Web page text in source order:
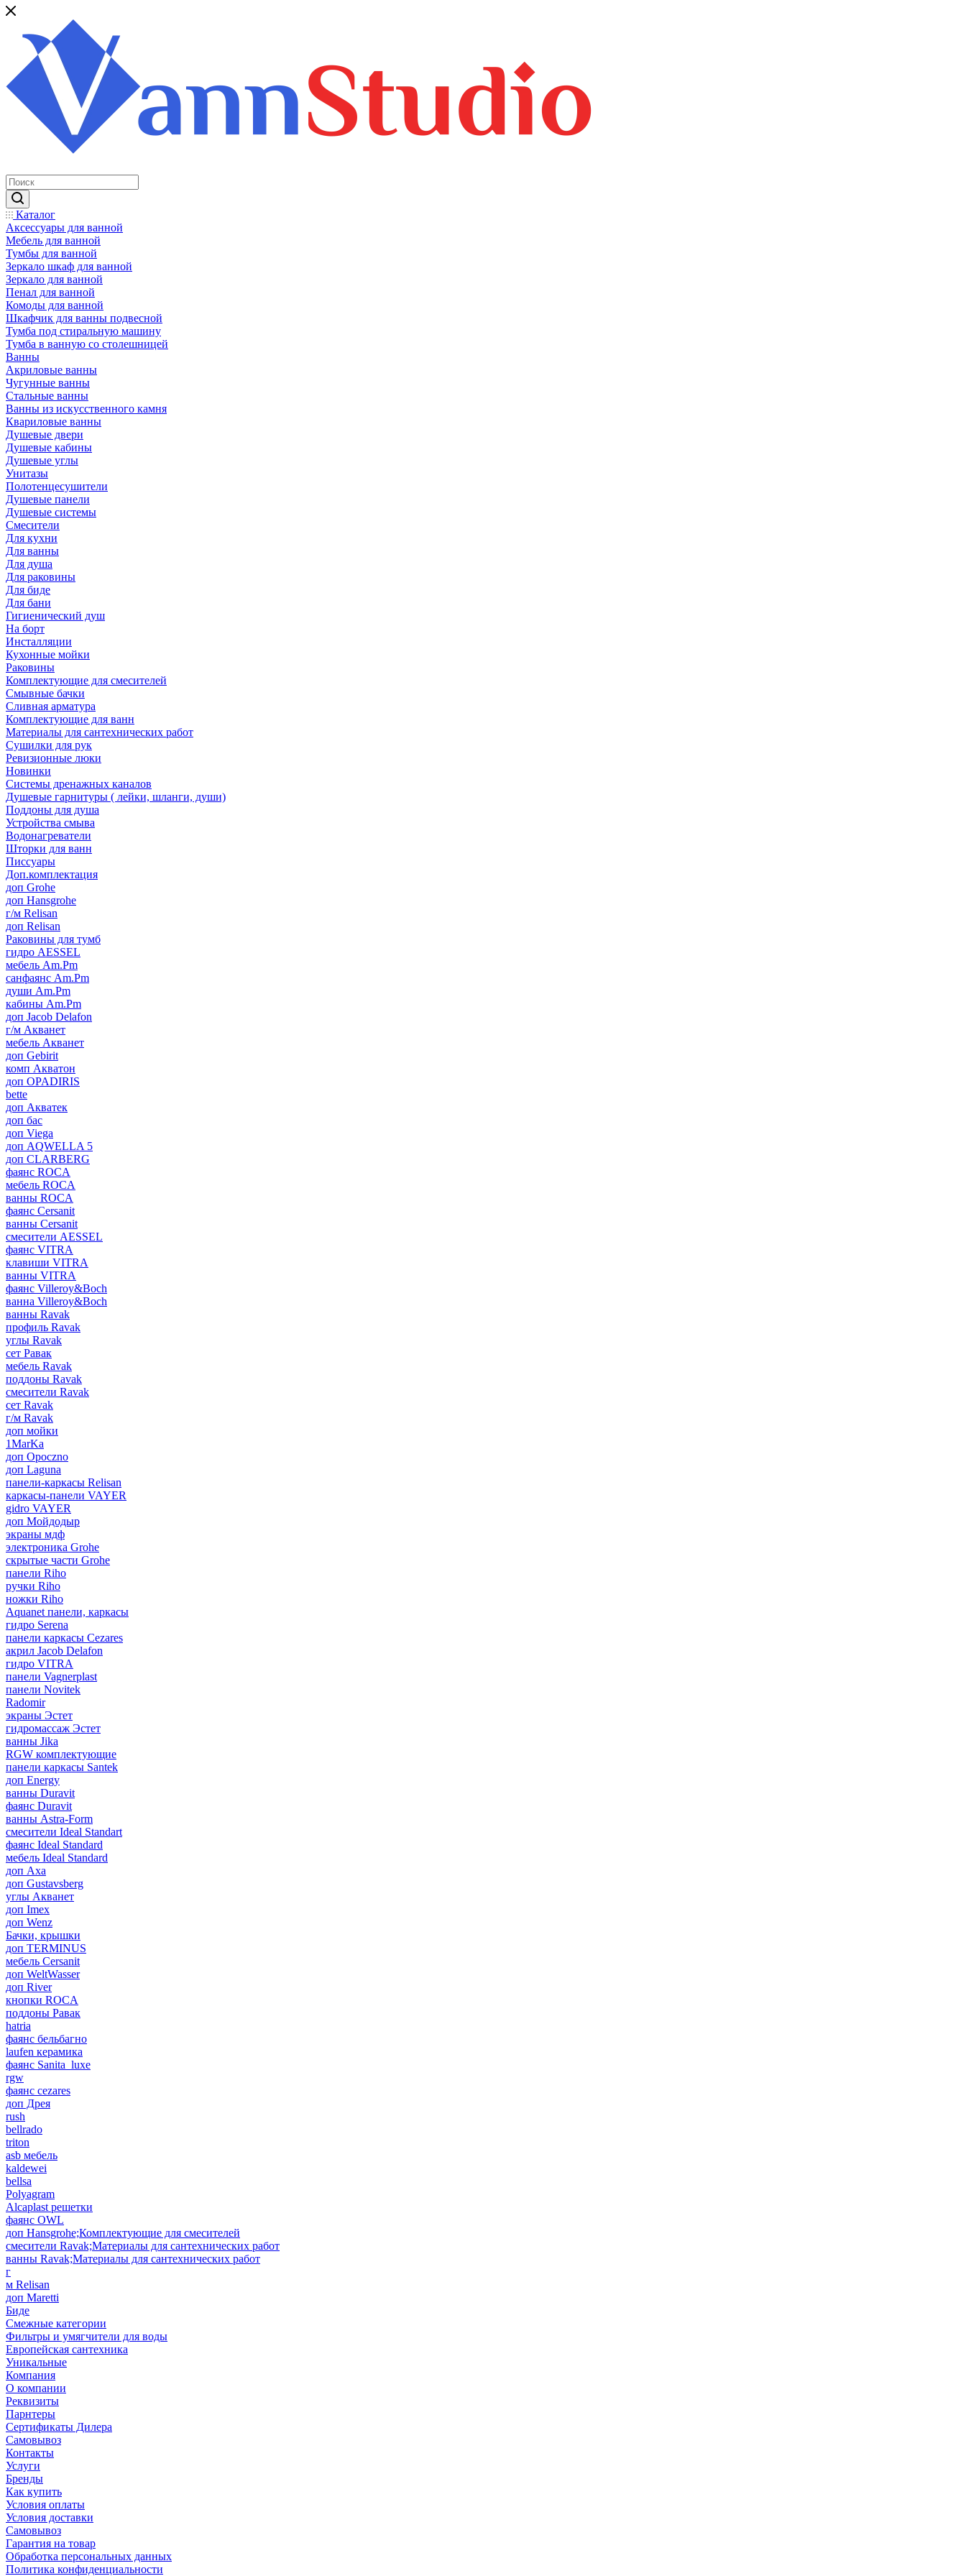
Каталог
Аксессуары для ванной
Мебель для ванной
Тумбы для ванной
Зеркало шкаф для ванной
Зеркало для ванной
Пенал для ванной
Комоды для ванной
Шкафчик для ванны подвесной
Тумба под стиральную машину
Тумба в ванную со столешницей
Ванны
Акриловые ванны
Чугунные ванны
Стальные ванны
Ванны из искусственного камня
Квариловые ванны
Душевые двери
Душевые кабины
Душевые углы
Унитазы
Полотенцесушители
Душевые панели
Душевые системы
Смесители
Для кухни
Для ванны
Для душа
Для раковины
Для биде
Для бани
Гигиенический душ
На борт
Инсталляции
Кухонные мойки
Раковины
Комплектующие для смесителей
Смывные бачки
Сливная арматура
Комплектующие для ванн
Материалы для сантехнических работ
Сушилки для рук
Ревизионные люки
Новинки
Системы дренажных каналов
Душевые гарнитуры ( лейки, шланги, души)
Поддоны для душа
Устройства смыва
Водонагреватели
Шторки для ванн
Писсуары
Доп.комплектация
доп Grohe
доп Hansgrohe
г/м Relisan
доп Relisan
Раковины для тумб
гидро AESSEL
мебель Am.Pm
санфаянс Am.Pm
души Am.Pm
кабины Am.Pm
доп Jacob Delafon
г/м Акванет
мебель Акванет
доп Gebirit
комп Акватон
доп OPADIRIS
bette
доп Акватек
доп бас
доп Viega
доп AQWELLA 5
доп CLARBERG
фаянс ROCA
мебель ROCA
ванны ROCA
фаянс Cersanit
ванны Cersanit
смесители AESSEL
фаянс VITRA
клавиши VITRA
ванны VITRA
фаянс Villeroy&Boch
ванна Villeroy&Boch
ванны Ravak
профиль Ravak
углы Ravak
сет Равак
мебель Ravak
поддоны Ravak
смесители Ravak
сет Ravak
г/м Ravak
доп мойки
1MarKa
доп Opoczno
доп Laguna
панели-каркасы Relisan
каркасы-панели VAYER
gidro VAYER
доп Мойдодыр
экраны мдф
электроника Grohe
скрытые части Grohe
панели Riho
ручки Riho
ножки Riho
Aquanet панели, каркасы
гидро Serena
панели каркасы Cezares
акрил Jacob Delafon
гидро VITRA
панели Vagnerplast
панели Novitek
Radomir
экраны Эстет
гидромассаж Эстет
ванны Jika
RGW комплектующие
панели каркасы Santek
доп Energy
ванны Duravit
фаянс Duravit
ванны Astra-Form
смесители Ideal Standart
фаянс Ideal Standard
мебель Ideal Standard
доп Axa
доп Gustavsberg
углы Акванет
доп Imex
доп Wenz
Бачки, крышки
доп TERMINUS
мебель Cersanit
доп WeltWasser
доп River
кнопки ROCA
поддоны Равак
hatria
фаянс бельбагно
laufen керамика
фаянс Sanita_luxe
rgw
фаянс cezares
доп Дрея
rush
bellrado
triton
asb мебель
kaldewei
bellsa
Polyagram
Alcaplast решетки
фаянс OWL
доп Hansgrohe;Комплектующие для смесителей
смесители Ravak;Материалы для сантехнических работ
ванны Ravak;Материалы для сантехнических работ
г
м Relisan
доп Maretti
Биде
Смежные категории
Фильтры и умягчители для воды
Европейская сантехника
Уникальные
Компания
О компании
Реквизиты
Парнтеры
Сертификаты Дилера
Самовывоз
Контакты
Услуги
Бренды
Как купить
Условия оплаты
Условия доставки
Самовывоз
Гарантия на товар
Обработка персональных данных
Политика конфиденциальности